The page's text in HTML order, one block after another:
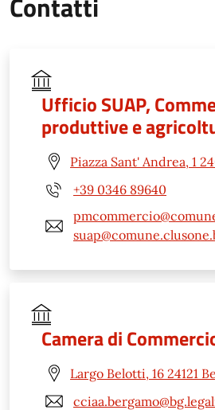
Ufficio SUAP,
produttive e
Piazza Sant' Andrea, 1
+39 0346 89640
Camera di
Largo Belotti, 16 24121